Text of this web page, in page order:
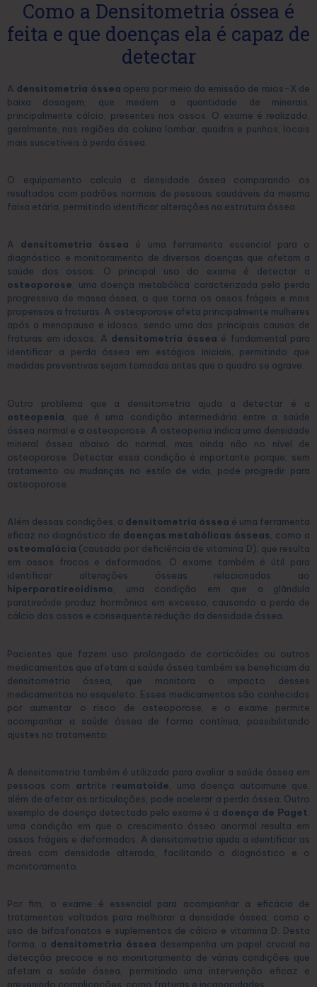
Como a Densitometria óssea é
feita e que doenças ela é capaz de
detectar
A densitometria óssea opera por meio da emissão de raios-X de
baixa dosagem, que medem a quantidade de minerais,
principalmente cálcio, presentes nos ossos. O exame é realizado,
geralmente, nas regiões da coluna lombar, quadris e punhos, locais
mais suscetíveis à perda óssea.
O equipamento calcula a densidade óssea comparando os
resultados com padrões normais de pessoas saudáveis da mesma
faixa etária, permitindo identificar alterações na estrutura óssea.
A densitometria óssea é uma ferramenta essencial para o
diagnóstico e monitoramento de diversas doenças que afetam a
saúde dos ossos. O principal uso do exame é detectar a
osteoporose, uma doença metabólica caracterizada pela perda
progressiva de massa óssea, o que torna os ossos frágeis e mais
propensos a fraturas. A osteoporose afeta principalmente mulheres
após a menopausa e idosos, sendo uma das principais causas de
fraturas em idosos. A densitometria óssea é fundamental para
identificar a perda óssea em estágios iniciais, permitindo que
medidas preventivas sejam tomadas antes que o quadro se agrave.
Outro problema que a densitometria ajuda a detectar é a
osteopenia , que é uma condição intermediária entre a saúde
óssea normal e a osteoporose. A osteopenia indica uma densidade
mineral óssea abaixo do normal, mas ainda não no nível de
osteoporose. Detectar essa condição é importante porque, sem
tratamento ou mudanças no estilo de vida, pode progredir para
osteoporose.
Além dessas condições, a densitometria óssea é uma ferramenta
eficaz no diagnóstico de doenças metabólicas ósseas , como a
osteomalácia (causada por deficiência de vitamina D), que resulta
em ossos fracos e deformados. O exame também é útil para
identificar alterações ósseas relacionadas ao
hiperparatireoidismo , uma condição em que a glândula
paratireóide produz hormônios em excesso, causando a perda de
cálcio dos ossos e consequente redução da densidade óssea.
Pacientes que fazem uso prolongado de corticóides ou outros
medicamentos que afetam a saúde óssea também se beneficiam da
densitometria óssea, que monitora o impacto desses
medicamentos no esqueleto. Esses medicamentos são conhecidos
por aumentar o risco de osteoporose, e o exame permite
acompanhar a saúde óssea de forma contínua, possibilitando
ajustes no tratamento.
A densitometria também é utilizada para avaliar a saúde óssea em
pessoas com artrite reumatoide , uma doença autoimune que,
além de afetar as articulações, pode acelerar a perda óssea. Outro
exemplo de doença detectada pelo exame é a doença de Paget
uma condição em que o crescimento ósseo anormal resulta em
ossos frágeis e deformados. A densitometria ajuda a identificar as
áreas com densidade alterada, facilitando o diagnóstico e o
monitoramento.
Por fim, o exame é essencial para acompanhar a eficácia de
tratamentos voltados para melhorar a densidade óssea, como o
uso de bifosfonatos e suplementos de cálcio e vitamina D. Desta
forma, a densitometria óssea desempenha um papel crucial na
detecção precoce e no monitoramento de várias condições que
afetam a saúde óssea, permitindo uma intervenção eficaz e
prevenindo complicações, como fraturas e incapacidades.